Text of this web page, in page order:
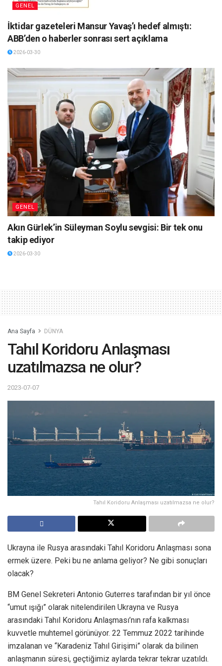
GENEL
İktidar gazeteleri Mansur Yavaş’ı hedef almıştı:
ABB’den o haberler sonrası sert açıklama
2026-03-30
GENEL
Akın Gürlek’in Süleyman Soylu sevgisi: Bir tek onu
takip ediyor
2026-03-30
Ana Sayfa DÜNYA
Tahıl Koridoru Anlaşması
uzatılmazsa ne olur?
2023-07-07
Tahıl Koridoru Anlaşması uzatılmazsa ne olur?
Ukrayna ile Rusya arasındaki Tahıl Koridoru Anlaşması sona
ermek üzere. Peki bu ne anlama geliyor? Ne gibi sonuçları
olacak?
BM Genel Sekreteri Antonio Guterres tarafından bir yıl önce
“umut ışığı” olarak nitelendirilen Ukrayna ve Rusya
arasındaki Tahıl Koridoru Anlaşması’nın rafa kalkması
kuvvetle muhtemel görünüyor. 22 Temmuz 2022 tarihinde
imzalanan ve “Karadeniz Tahıl Girişimi” olarak da bilinen
anlaşmanın süresi, geçtiğimiz aylarda tekrar tekrar uzatıldı.